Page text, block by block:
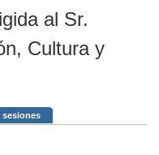
al Sr.
Cultura y
sesiones